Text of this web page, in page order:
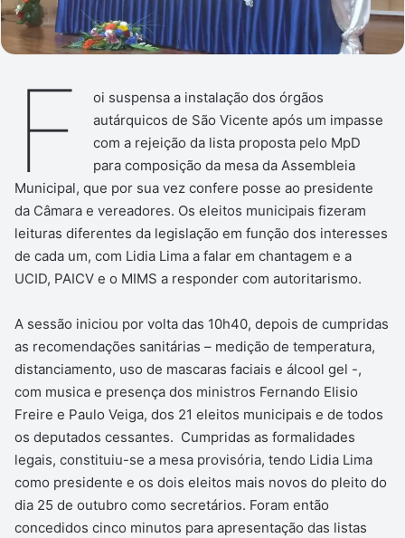
F
oi suspensa a instalação dos órgãos
autárquicos de São Vicente após um impasse
com a rejeição da lista proposta pelo MpD
para composição da mesa da Assembleia
Municipal, que por sua vez confere posse ao presidente
da Câmara e vereadores. Os eleitos municipais fizeram
leituras diferentes da legislação em função dos interesses
de cada um, com Lidia Lima a falar em chantagem e a
UCID, PAICV e o MIMS a responder com autoritarismo.
A sessão iniciou por volta das 10h40, depois de cumpridas
as recomendações sanitárias – medição de temperatura,
distanciamento, uso de mascaras faciais e álcool gel -,
com musica e presença dos ministros Fernando Elisio
Freire e Paulo Veiga, dos 21 eleitos municipais e de todos
os deputados cessantes. Cumpridas as formalidades
legais, constituiu-se a mesa provisória, tendo Lidia Lima
como presidente e os dois eleitos mais novos do pleito do
dia 25 de outubro como secretários. Foram então
concedidos cinco minutos para apresentação das listas